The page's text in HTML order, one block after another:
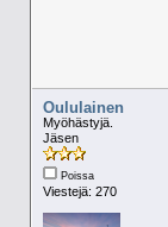
Oululainen
Myöhästyjä.
Jäsen
Poissa
Viestejä: 270